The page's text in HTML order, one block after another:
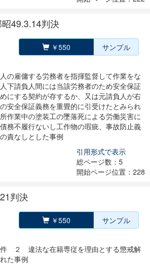
49.3.14判決
￥550 サンプル
の雇傭する労務者を指揮監督して作業をな
下請負人間には当該労務者のため安全保証
にする契約が存するか、又は元請負人が右
安全保証義務を重畳的に引受けたとみられ
業中の塗装工の墜落死による労働災害に
務不履行ないし工作物の瑕疵、事故防止義
責なしとした事例
引用形式で表示
総ページ数：5
開始ページ位置：228
判決
￥550 サンプル
２ 違法な在籍専従を理由とする懲戒解
た事例